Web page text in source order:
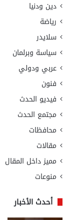
دين ودنيا
رياضة
سلايدر
سياسة وبرلمان
عربي ودولي
فنون
فيديو الحدث
مجتمع الحدث
محافظات
مقالات
مميز داخل المقال
منوعات
أحدث الأخبار